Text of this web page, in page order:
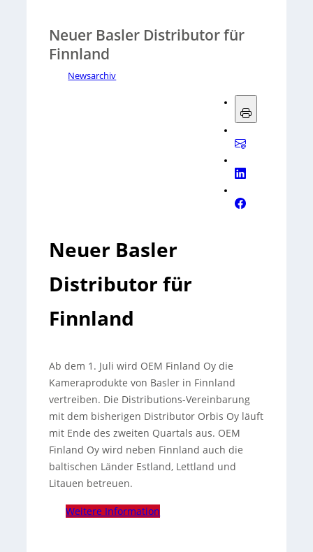
Neuer Basler Distributor für
Finnland
Newsarchiv
Neuer Basler
Distributor für
Finnland
Ab dem 1. Juli wird OEM Finland Oy die
Kameraprodukte von Basler in Finnland
vertreiben. Die Distributions-Vereinbarung
mit dem bisherigen Distributor Orbis Oy läuft
mit Ende des zweiten Quartals aus. OEM
Finland Oy wird neben Finnland auch die
baltischen Länder Estland, Lettland und
Litauen betreuen.
Weitere Information